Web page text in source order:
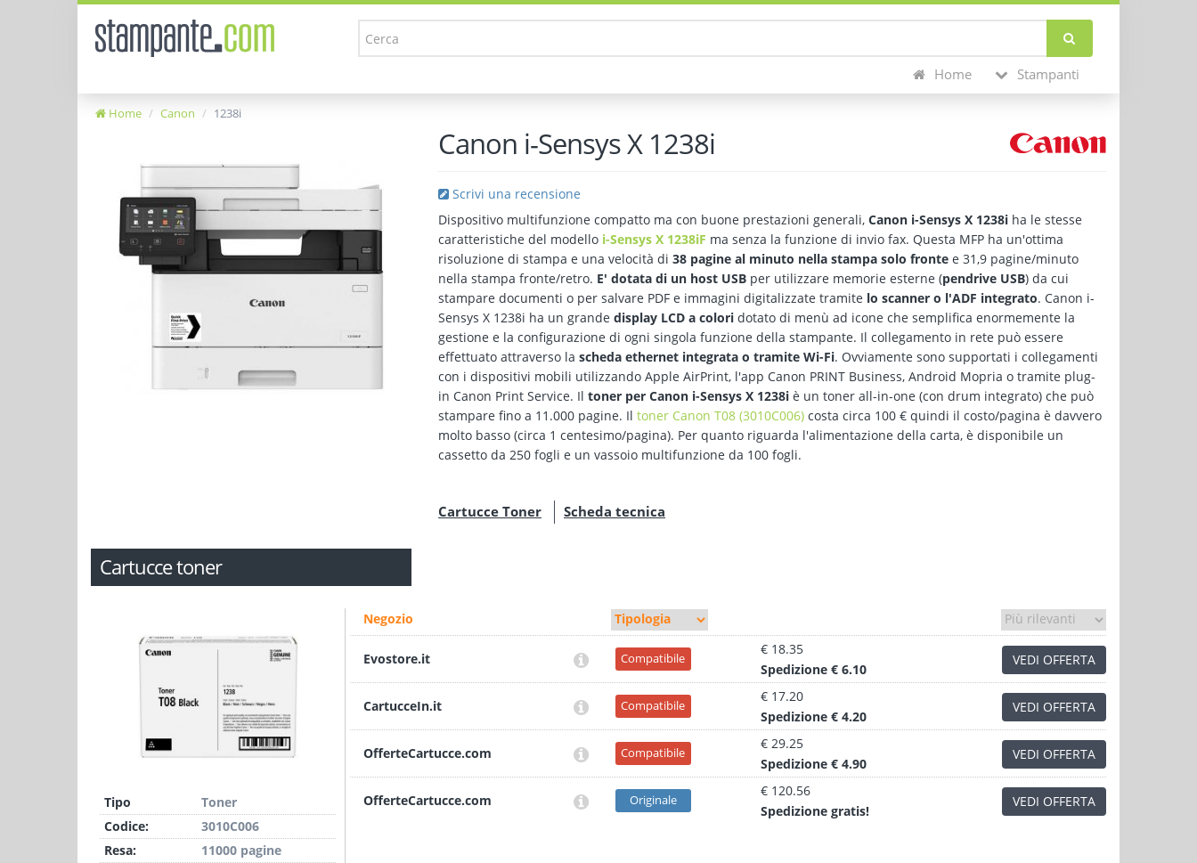
Home Stampanti
Home Canon 1238i
Canon i-Sensys X 1238i
Scrivi una recensione
Dispositivo multifunzione compatto ma con buone prestazioni generali, Canon i-Sensys X 1238i ha le stesse
caratteristiche del modello i-Sensys X 1238iF ma senza la funzione di invio fax. Questa MFP ha un'ottima
risoluzione di stampa e una velocità di 38 pagine al minuto nella stampa solo fronte e 31,9 pagine/minuto
nella stampa fronte/retro. E' dotata di un host USB per utilizzare memorie esterne (pendrive USB) da cui
stampare documenti o per salvare PDF e immagini digitalizzate tramite lo scanner o l'ADF integrato. Canon i-
Sensys X 1238i ha un grande display LCD a colori dotato di menù ad icone che semplifica enormemente la
gestione e la configurazione di ogni singola funzione della stampante. Il collegamento in rete può essere
effettuato attraverso la scheda ethernet integrata o tramite Wi-Fi. Ovviamente sono supportati i collegamenti
con i dispositivi mobili utilizzando Apple AirPrint, l'app Canon PRINT Business, Android Mopria o tramite plug-
in Canon Print Service. Il toner per Canon i-Sensys X 1238i è un toner all-in-one (con drum integrato) che può
stampare fino a 11.000 pagine. Il toner Canon T08 (3010C006) costa circa 100 € quindi il costo/pagina è davvero
molto basso (circa 1 centesimo/pagina). Per quanto riguarda l'alimentazione della carta, è disponibile un
cassetto da 250 fogli e un vassoio multifunzione da 100 fogli.
Cartucce Toner Scheda tecnica
Cartucce toner
Tipo
Toner
Codice:
3010C006
Resa:
11000 pagine
Negozio
Evostore.it Compatibile
€ 18.35
Spedizione € 6.10
VEDI OFFERTA
CartucceIn.it Compatibile
€ 17.20
Spedizione € 4.20
VEDI OFFERTA
OfferteCartucce.com Compatibile
€ 29.25
Spedizione € 4.90
VEDI OFFERTA
OfferteCartucce.com Originale
€ 120.56
Spedizione gratis!
VEDI OFFERTA